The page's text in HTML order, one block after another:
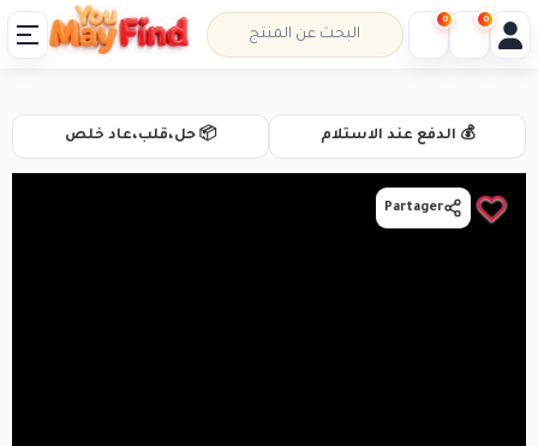
📦 حل،قلب،عاد خلص 💰 الدفع عند الاستلام
Partager
0 0